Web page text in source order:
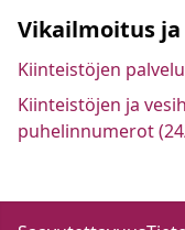
Vikailmoitus
Kiinteistöjen
Kiinteistöjen ja
puhelinnumerot